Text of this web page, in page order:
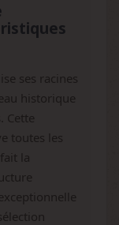
ses racines
historique
Cette
toutes les
la